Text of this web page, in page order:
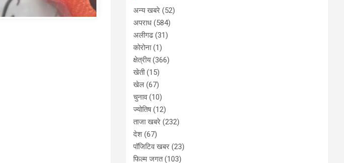
अन्य खबरे (52)
अपराध (584)
अलीगढ(31)
कोरोना(1)
क्षेत्रीय(366)
खेती(15)
खेल (67)
चुनाव(10)
ज्योतिष(12)
ताजा खबरे (232)
देश (67)
पॉजिटिव खबर (23)
फिल्म जगत(103)